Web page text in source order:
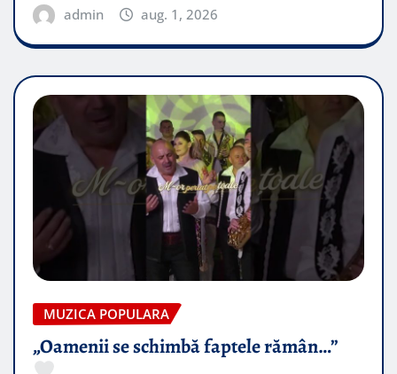
admin aug. 1, 2026
MUZICA POPULARA
„Oamenii se schimbă faptele rămân…”